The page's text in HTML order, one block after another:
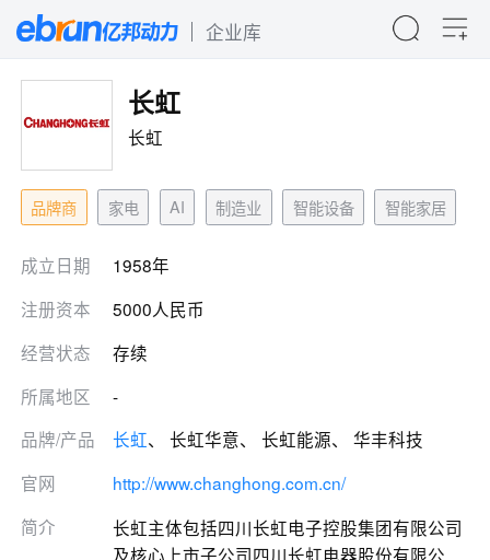
企业库
长虹
长虹
品牌商 家电 AI 制造业 智能设备 智能家居
成立日期
1958年
注册资本
5000人民币
经营状态
存续
所属地区
-
品牌/产品
长虹、 长虹华意、 长虹能源、 华丰科技
官网
http://www.changhong.com.cn/
简介
长虹主体包括四川长虹电子控股集团有限公司
及核心上市子公司四川长虹电器股份有限公